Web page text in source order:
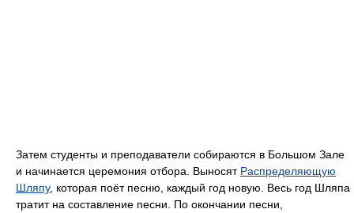
Затем студенты и преподаватели собираются в Большом Зале
и начинается церемония отбора. Выносят Распределяющую
Шляпу, которая поёт песню, каждый год новую. Весь год Шляпа
тратит на составление песни. По окончании песни,